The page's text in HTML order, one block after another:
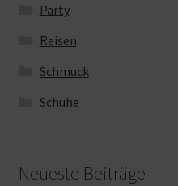
Party
Reisen
Schmuck
Schuhe
Neueste Beiträge